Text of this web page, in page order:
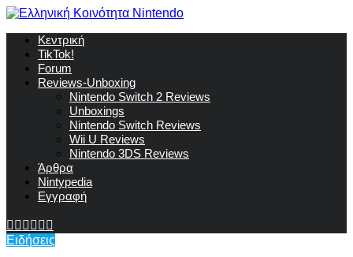
Κεντρική
TikTok!
Forum
Reviews-Unboxing
Nintendo Switch 2 Reviews
Unboxings
Nintendo Switch Reviews
Wii U Reviews
Nintendo 3DS Reviews
Άρθρα
Nintypedia
Εγγραφή
Ειδήσεις